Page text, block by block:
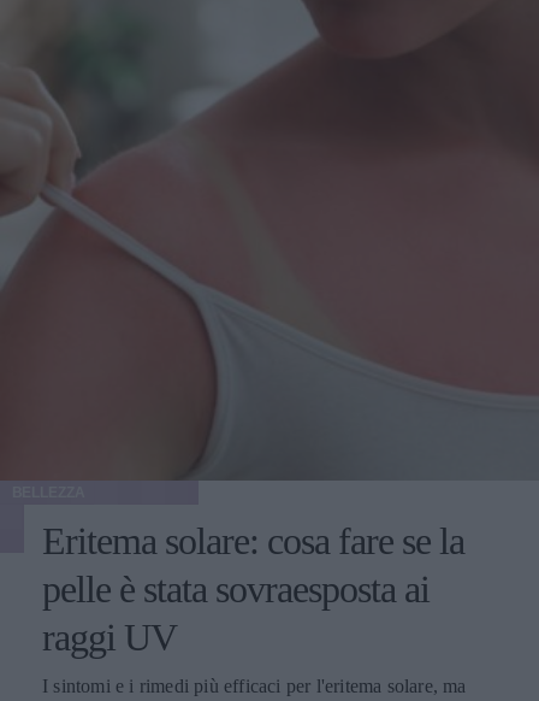
Eritema solare: cosa fare se la
pelle è stata sovraesposta ai
raggi UV
I sintomi e i rimedi più efficaci per l'eritema solare, ma